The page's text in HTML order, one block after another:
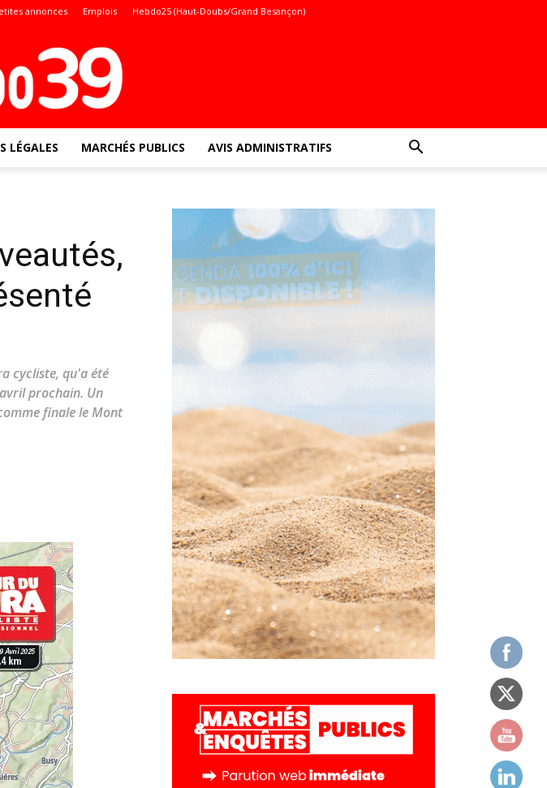
annonces Emplois Hebdo25 (Haut-Doubs/Grand Besançon)
toute
locale
–
LÉGALES MARCHÉS PUBLICS AVIS ADMINISTRATIFS
cycliste, qu'a été
prochain. Un
finale le Mont